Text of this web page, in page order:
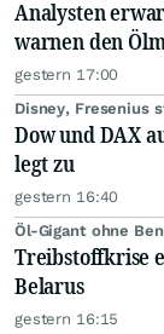
Analysten
warnen den
gestern 17:00
Disney, Fresenius
Dow und DAX
legt zu
gestern 16:40
Öl-Gigant ohne
Treibstoffkrise
Belarus
gestern 16:15